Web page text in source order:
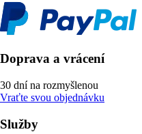
Doprava a vrácení
30 dní na rozmyšlenou
Vraťte svou objednávku
Služby